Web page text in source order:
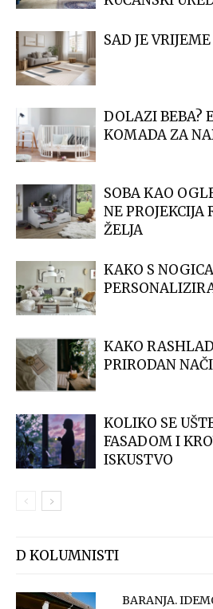
SAD JE
DOLAZI BEBA?
KOMADA ZA
SOBA KAO
NE PROJEKCIJA
ŽELJA
KAKO S
KAKO
PRIRODAN
KOLIKO SE
FASADOM I
ISKUSTVO
D KOLUMNISTI
BARANJA.